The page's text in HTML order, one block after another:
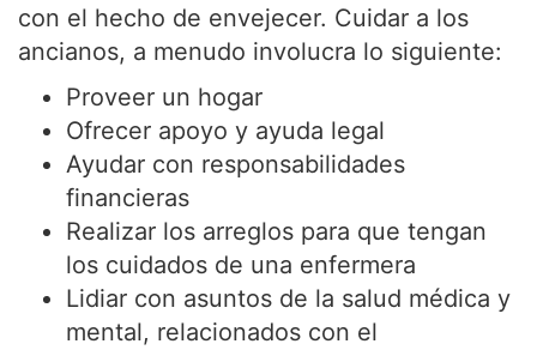
con el hecho de envejecer. Cuidar a los
ancianos, a menudo involucra lo siguiente:
Proveer un hogar
Ofrecer apoyo y ayuda legal
Ayudar con responsabilidades
financieras
Realizar los arreglos para que tengan
los cuidados de una enfermera
Lidiar con asuntos de la salud médica y
mental, relacionados con el